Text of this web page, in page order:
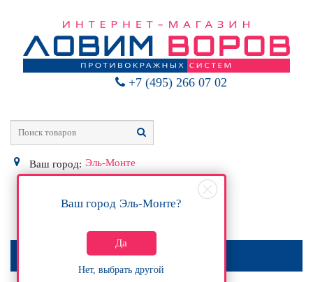
+7 (495) 266 07 02
Ваш город: Эль-Монте
Ваш город Эль-Монте?
Да
Нет, выбрать другой
0Р
МЕНЮ